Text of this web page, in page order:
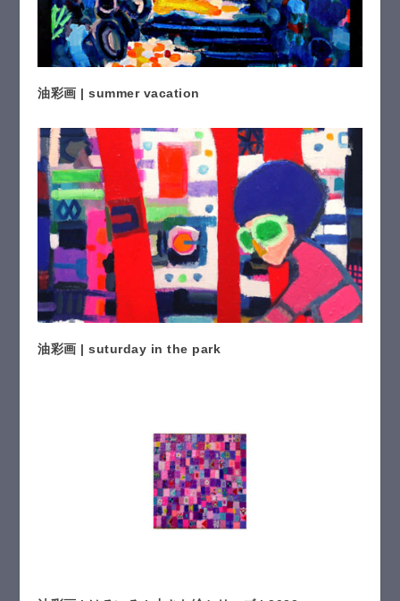
油彩画 | summer vacation
油彩画 | suturday in the park